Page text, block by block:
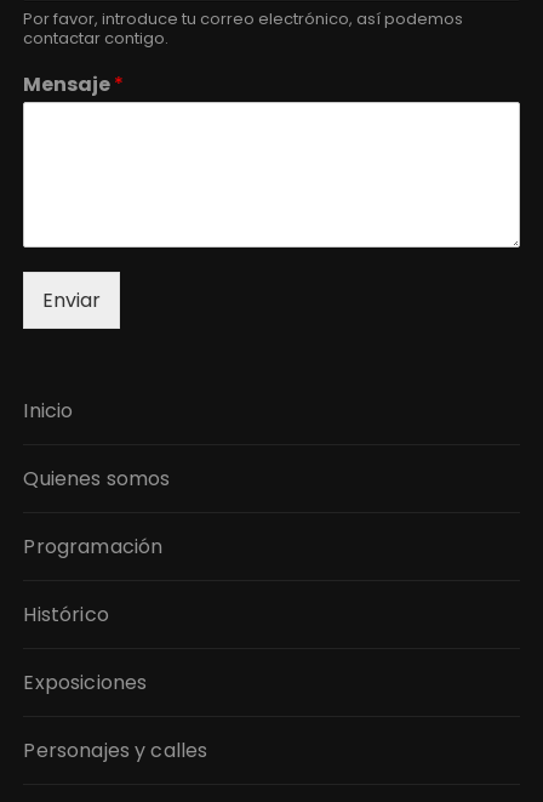
Por favor, introduce tu correo electrónico, así podemos
contactar contigo.
Mensaje*
Enviar
Inicio
Quienes somos
Programación
Histórico
Exposiciones
Personajes y calles